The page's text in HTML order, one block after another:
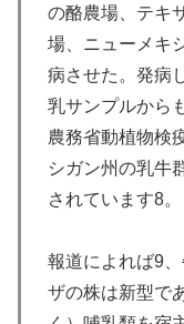
の酪農場、テキ
場、ニューメキ
病させた。発病
乳サンプルから
農務省動植物検
シガン州の乳牛
されています8。
報道によれば9
ザの株は新型で